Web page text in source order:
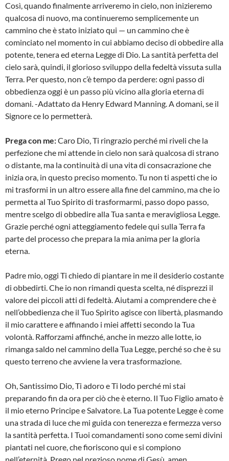
Così, quando finalmente arriveremo in cielo, non inizieremo
qualcosa di nuovo, ma continueremo semplicemente un
cammino che è stato iniziato qui — un cammino che è
cominciato nel momento in cui abbiamo deciso di obbedire alla
potente, tenera ed eterna Legge di Dio. La santità perfetta del
cielo sarà, quindi, il glorioso sviluppo della fedeltà vissuta sulla
Terra. Per questo, non c’è tempo da perdere: ogni passo di
obbedienza oggi è un passo più vicino alla gloria eterna di
domani. -Adattato da Henry Edward Manning. A domani, se il
Signore ce lo permetterà.
Prega con me:Caro Dio, Ti ringrazio perché mi riveli che la
perfezione che mi attende in cielo non sarà qualcosa di strano
o distante, ma la continuità di una vita di consacrazione che
inizia ora, in questo preciso momento. Tu non ti aspetti che io
mi trasformi in un altro essere alla fine del cammino, ma che io
permetta al Tuo Spirito di trasformarmi, passo dopo passo,
mentre scelgo di obbedire alla Tua santa e meravigliosa Legge.
Grazie perché ogni atteggiamento fedele qui sulla Terra fa
parte del processo che prepara la mia anima per la gloria
eterna.
Padre mio, oggi Ti chiedo di piantare in me il desiderio costante
di obbedirti. Che io non rimandi questa scelta, né disprezzi il
valore dei piccoli atti di fedeltà. Aiutami a comprendere che è
nell’obbedienza che il Tuo Spirito agisce con libertà, plasmando
il mio carattere e affinando i miei affetti secondo la Tua
volontà. Rafforzami affinché, anche in mezzo alle lotte, io
rimanga saldo nel cammino della Tua Legge, perché so che è su
questo terreno che avviene la vera trasformazione.
Oh, Santissimo Dio, Ti adoro e Ti lodo perché mi stai
preparando fin da ora per ciò che è eterno. Il Tuo Figlio amato è
il mio eterno Principe e Salvatore. La Tua potente Legge è come
una strada di luce che mi guida con tenerezza e fermezza verso
la santità perfetta. I Tuoi comandamenti sono come semi divini
piantati nel cuore, che fioriscono qui e si compiono